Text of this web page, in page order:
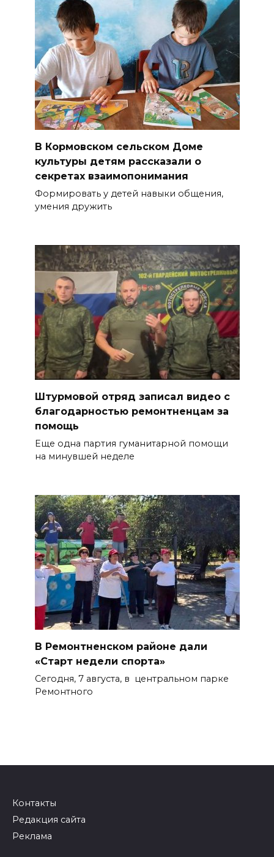
В Кормовском сельском Доме
культуры детям рассказали о
секретах взаимопонимания
Формировать у детей навыки общения,
умения дружить
Штурмовой отряд записал видео с
благодарностью ремонтненцам за
помощь
Еще одна партия гуманитарной помощи
на минувшей неделе
В Ремонтненском районе дали
«Старт недели спорта»
Сегодня, 7 августа, в центральном парке
Ремонтного
Контакты
Редакция сайта
Реклама